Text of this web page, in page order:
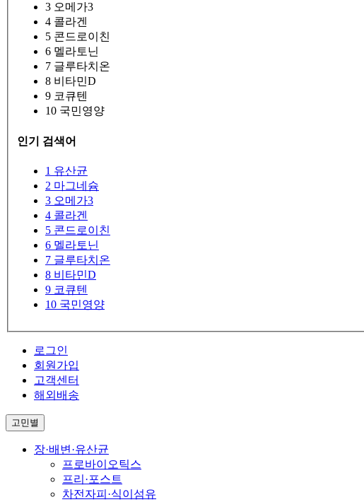
3 오메가3
4 콜라겐
5 콘드로이친
6 멜라토닌
7 글루타치온
8 비타민D
9 코큐텐
10 국민영양
인기 검색어
1 유산균
2 마그네슘
3 오메가3
4 콜라겐
5 콘드로이친
6 멜라토닌
7 글루타치온
8 비타민D
9 코큐텐
10 국민영양
로그인
회원가입
고객센터
해외배송
고민별
장·배변·유산균
프로바이오틱스
프리·포스트
차전자피·식이섬유